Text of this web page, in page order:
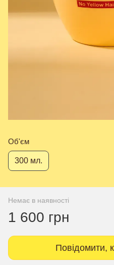
Об'єм
300 мл.
Немає в наявності
1 600 грн
Повідомити,